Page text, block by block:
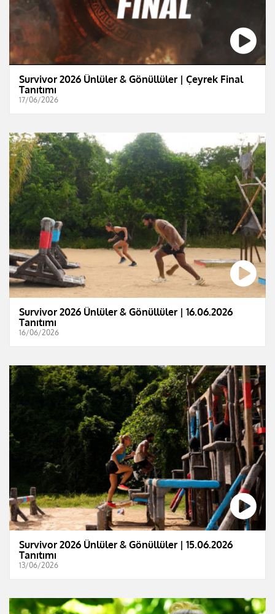
Survivor 2026 Ünlüler & Gönüllüler | Çeyrek Final
Tanıtımı
17/06/2026
Survivor 2026 Ünlüler & Gönüllüler | 16.06.2026
Tanıtımı
16/06/2026
Survivor 2026 Ünlüler & Gönüllüler | 15.06.2026
Tanıtımı
13/06/2026